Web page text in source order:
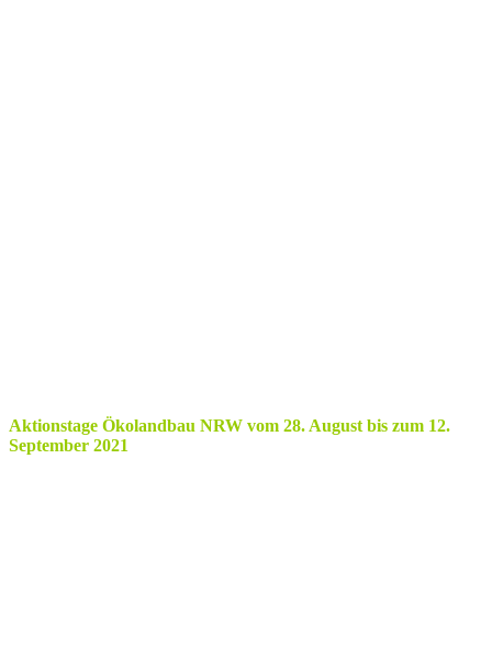
Aktionstage Ökolandbau NRW vom 28. August bis zum 12.
September 2021